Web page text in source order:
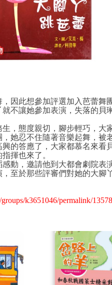
因此想參加評選加入芭蕾舞
不讓她參加表演，失落的貝
態度親切，腳步輕巧，大
她忍不住隨著音樂起舞，被
的答應了，大家都慕名來看
揮也來了。
，邀請他到大都會劇院表
至於那些評審們對她的大腳
k3651046/permalink/